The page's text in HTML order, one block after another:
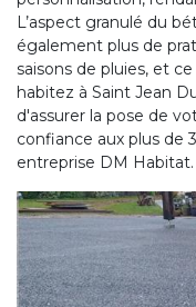
L’aspect granulé du
également plus de
saisons de pluies, et
habitez à Saint Jean
d'assurer la pose de
confiance aux plus de
entreprise DM Habitat.